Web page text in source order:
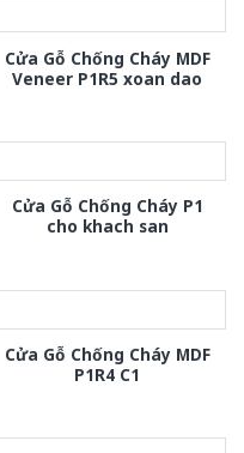
Cửa Gỗ Chống Cháy MDF
Veneer P1R5 xoan dao
Cửa Gỗ Chống Cháy P1
cho khach san
Cửa Gỗ Chống Cháy MDF
P1R4 C1